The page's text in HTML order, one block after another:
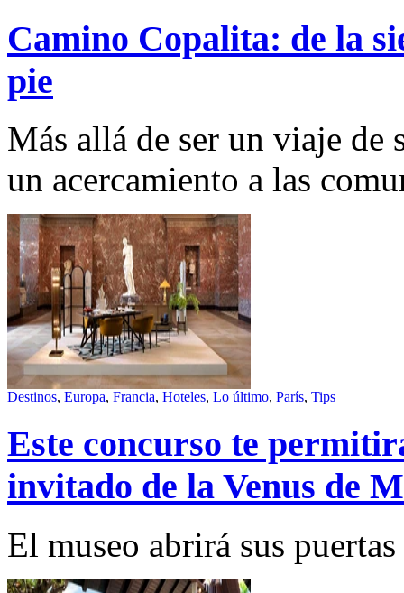
Camino Copalita: de la
pie
Más allá de ser un viaje de
un acercamiento a las
Destinos, Europa, Francia, Hoteles, Lo último, París, Tips
Este concurso te
invitado de la Venus de
El museo abrirá sus